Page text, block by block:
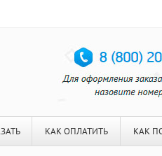
КАК ОПЛАТИТЬ КАК